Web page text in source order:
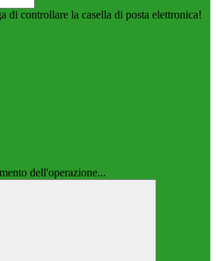
di controllare la casella di posta elettronica!
dell'operazione...